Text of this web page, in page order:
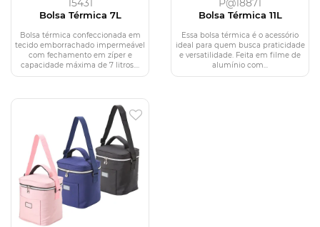
15431
Bolsa Térmica 7L
Bolsa térmica confeccionada em
tecido emborrachado impermeável
com fechamento em zíper e
capacidade máxima de 7 litros....
P@18871
Bolsa Térmica 11L
Essa bolsa térmica é o acessório
ideal para quem busca praticidade
e versatilidade. Feita em filme de
alumínio com...